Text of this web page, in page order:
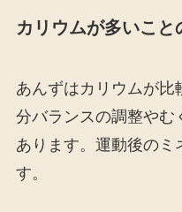
カリウムが多いこ
あんずはカリウムが比
分バランスの調整やむ
あります。運動後のミ
す。